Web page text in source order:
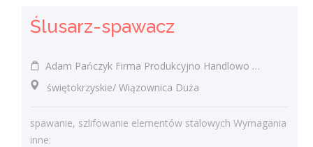
Ślusarz-spawacz
Adam Pańczyk Firma Produkcyjno Handlowo Usługowa "KONRAD" Wiązownica Duża
świętokrzyskie/ Wiązownica Duża
spawanie, szlifowanie elementów stalowych Wymagania
inne: